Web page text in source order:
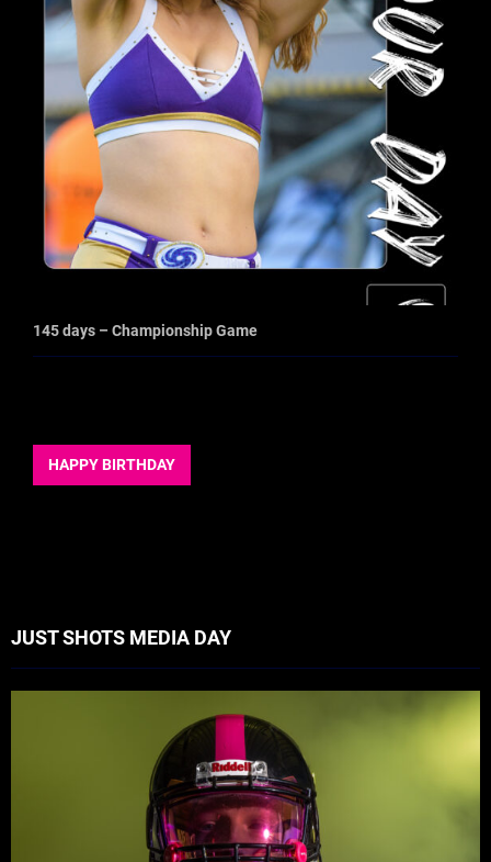
145 days – Championship Game
HAPPY BIRTHDAY
JUST SHOTS MEDIA DAY